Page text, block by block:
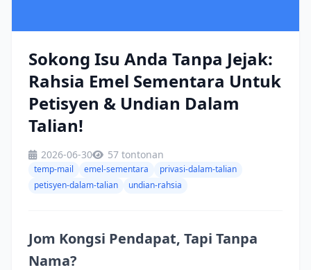
Sokong Isu Anda Tanpa Jejak:
Rahsia Emel Sementara Untuk
Petisyen & Undian Dalam
Talian!
2026-06-30 57 tontonan
temp-mail emel-sementara
privasi-dalam-talian
petisyen-dalam-talian
undian-rahsia
Jom Kongsi Pendapat, Tapi Tanpa
Nama?